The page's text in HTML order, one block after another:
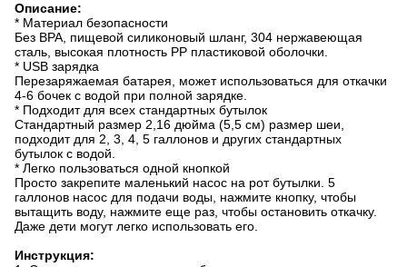
Описание:
* Материал безопасности
Без BPA, пищевой силиконовый шланг, 304 нержавеющая
сталь, высокая плотность PP пластиковой оболочки.
* USB зарядка
Перезаряжаемая батарея, может использоваться для откачки
4-6 бочек с водой при полной зарядке.
* Подходит для всех стандартных бутылок
Стандартный размер 2,16 дюйма (5,5 см) размер шеи,
подходит для 2, 3, 4, 5 галлонов и других стандартных
бутылок с водой.
* Легко пользоваться одной кнопкой
Просто закрепите маленький насос на рот бутылки. 5
галлонов насос для подачи воды, нажмите кнопку, чтобы
вытащить воду, нажмите еще раз, чтобы остановить откачку.
Даже дети могут легко использовать его.
Инструкция: